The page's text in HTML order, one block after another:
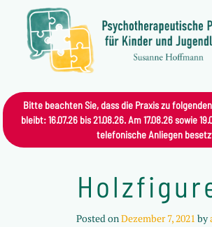
Bitte beachten Sie, dass die Praxis zu
bleibt: 16.07.26 bis 21.08.26. Am 17.08.26 sowie
telefonische Anliegen
Posted onDezember 7, 2021 by